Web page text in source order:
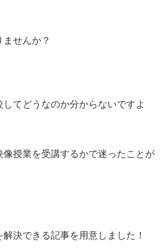
せんか？
てどうなのか分からないですよ
授業を受講するかで迷ったことが
決できる記事を用意しました！